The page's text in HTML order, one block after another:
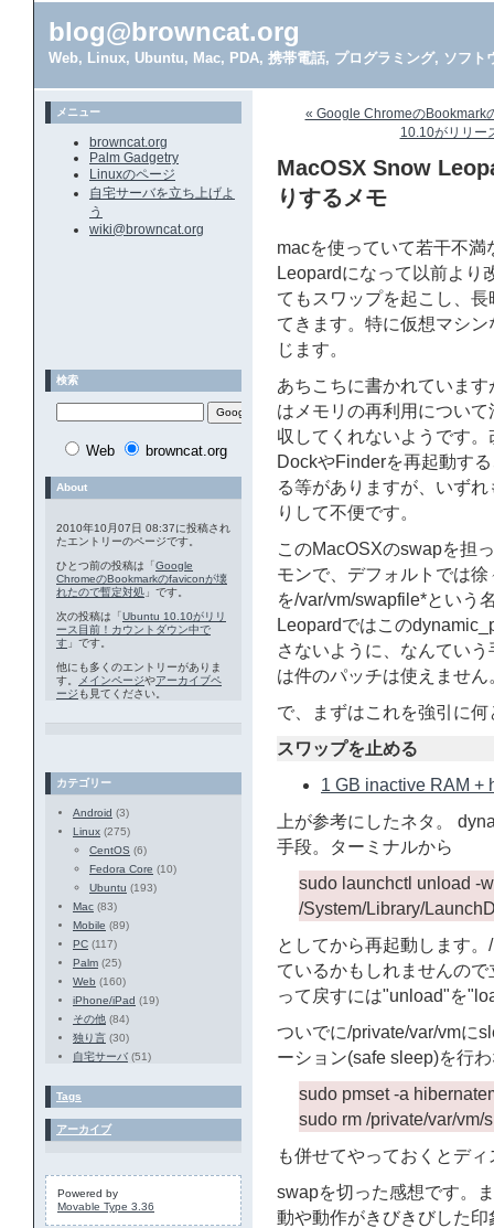
blog@browncat.org
Web, Linux, Ubuntu, Mac, PDA, 携帯電話, プログラミング, ソフト
« Google ChromeのBookmark
10.10がリリー
MacOSX Snow
りするメモ
macを使っていて若干不
Leopardになって以前より
てもスワップを起こし、
てきます。特に仮想マシ
じます。
あちこちに書かれていま
はメモリの再利用につい
収してくれないようです
DockやFinderを再起動す
る等がありますが、いず
りして不便です。
このMacOSXのswapを担
モンで、デフォルトでは
を/var/vm/swapfile*という
Leopardではこの
さないように、なんてい
は件のパッチは使えません
で、まずはこれを強引に
スワップを止める
1 GB inactive RAM +
上が参考にしたネタ。
手段。ターミナルから
sudo launchctl unload -w
/System/Library/
としてから再起動します
ているかもしれませんの
って戻すには"unload"を
ついでに/private/var/vmに
ーション(safe sleep)を行
sudo pmset -a
sudo rm /private/var/vm/
も併せてやっておくとデ
swapを切った感想です。
動や動作がきびきびした
メニュー
browncat.org
Palm Gadgetry
Linuxのページ
自宅サーバを立ち上げよ
う
wiki@browncat.org
検索
Web browncat.org
About
2010年10月07日 08:37に投稿され
たエントリーのページです。
ひとつ前の投稿は「Google
ChromeのBookmarkのfaviconが壊
れたので暫定対処 」です。
次の投稿は「Ubuntu 10.10がリリ
ース目前！カウントダウン中で
す 」です。
他にも多くのエントリーがありま
す。
メインページやアーカイブペ
ージ も見てください。
カテゴリー
Android (3)
Linux (275)
CentOS (6)
Fedora Core (10)
Ubuntu (193)
Mac (83)
Mobile (89)
PC (117)
Palm (25)
Web (160)
iPhone/iPad (19)
その他 (84)
独り言 (30)
自宅サーバ (51)
Tags
アーカイブ
Powered by
Movable Type 3.36